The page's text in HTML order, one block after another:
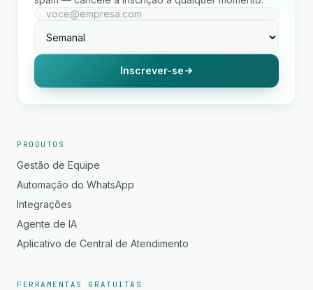
Inscrever-se
PRODUTOS
Gestão de Equipe
Automação do WhatsApp
Integrações
Agente de IA
Aplicativo de Central de Atendimento
FERRAMENTAS GRATUITAS